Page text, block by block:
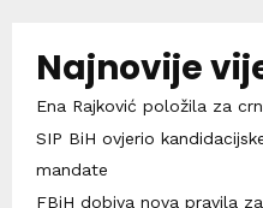
Najnovije
Ena Rajković položila za
SIP BiH ovjerio
mandate
FBiH dobiva nova pravila